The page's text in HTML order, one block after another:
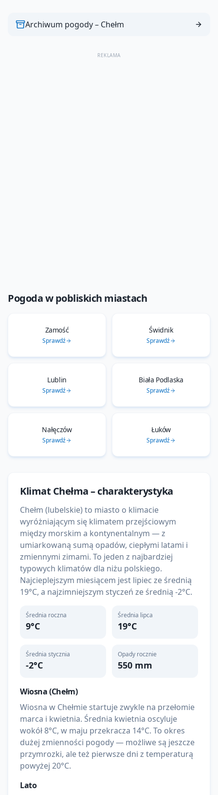
Archiwum pogody – Chełm
REKLAMA
Pogoda w pobliskich miastach
Zamość
Sprawdź
Świdnik
Sprawdź
Lublin
Sprawdź
Biała Podlaska
Sprawdź
Nałęczów
Sprawdź
Łuków
Sprawdź
Klimat Chełma– charakterystyka
Chełm (lubelskie) to miasto o klimacie
wyróżniającym się klimatem przejściowym
między morskim a kontynentalnym — z
umiarkowaną sumą opadów, ciepłymi latami i
zmiennymi zimami. To jeden z najbardziej
typowych klimatów dla niżu polskiego.
Najcieplejszym miesiącem jest lipiec ze średnią
19°C, a najzimniejszym styczeń ze średnią -2°C.
Średnia roczna
9°C
Średnia lipca
19°C
Średnia stycznia
-2°C
Opady rocznie
550 mm
Wiosna (Chełm)
Wiosna w Chełmie startuje zwykle na przełomie
marca i kwietnia. Średnia kwietnia oscyluje
wokół 8°C, w maju przekracza 14°C. To okres
dużej zmienności pogody — możliwe są jeszcze
przymrozki, ale też pierwsze dni z temperaturą
powyżej 20°C.
Lato